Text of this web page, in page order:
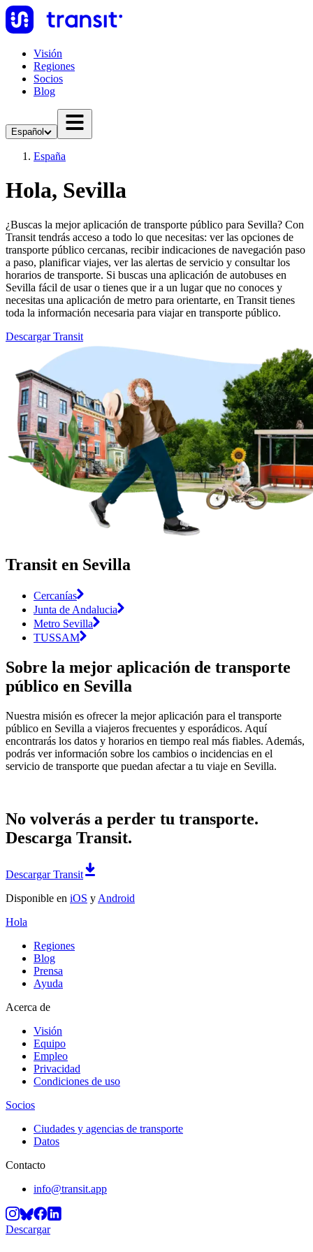
Visión
Regiones
Socios
Blog
Español
España
Hola, Sevilla
¿Buscas la mejor aplicación de transporte público para Sevilla? Con
Transit tendrás acceso a todo lo que necesitas: ver las opciones de
transporte público cercanas, recibir indicaciones de navegación paso
a paso, planificar viajes, ver las alertas de servicio y consultar los
horarios de transporte. Si buscas una aplicación de autobuses en
Sevilla fácil de usar o tienes que ir a un lugar que no conoces y
necesitas una aplicación de metro para orientarte, en Transit tienes
toda la información necesaria para viajar en transporte público.
Descargar Transit
Transit en Sevilla
Cercanías
Junta de Andalucia
Metro Sevilla
TUSSAM
Sobre la mejor aplicación de transporte
público en Sevilla
Nuestra misión es ofrecer la mejor aplicación para el transporte
público en Sevilla a viajeros frecuentes y esporádicos. Aquí
encontrarás los datos y horarios en tiempo real más fiables. Además,
podrás ver información sobre los cambios o incidencias en el
servicio de transporte que puedan afectar a tu viaje en Sevilla.
No volverás a perder tu transporte.
Descarga Transit.
Descargar Transit
Disponible en iOS y Android
Hola
Regiones
Blog
Prensa
Ayuda
Acerca de
Visión
Equipo
Empleo
Privacidad
Condiciones de uso
Socios
Ciudades y agencias de transporte
Datos
Contacto
info@transit.app
Descargar